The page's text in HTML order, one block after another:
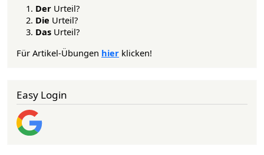
Der Urteil?
Die Urteil?
Das Urteil?
Für Artikel-Übungen hier klicken!
Easy Login